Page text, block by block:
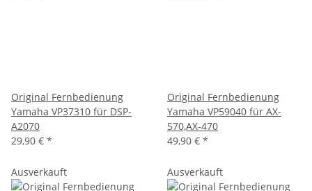
Original Fernbedienung
Yamaha VP37310 für DSP-
A2070
29,90 € *
Original Fernbedienung
Yamaha VP59040 für AX-
570,AX-470
49,90 € *
Ausverkauft Ausverkauft